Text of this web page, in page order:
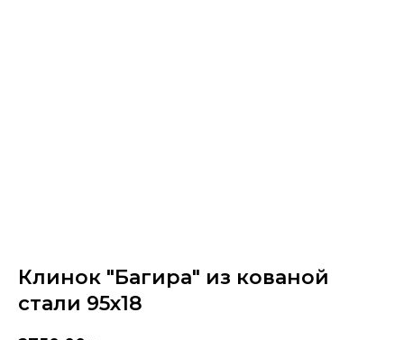
Клинок "Багира" из кованой
стали 95х18